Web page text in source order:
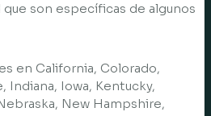
son específicas de algunos
en California, Colorado,
Indiana, Iowa, Kentucky,
New Hampshire,